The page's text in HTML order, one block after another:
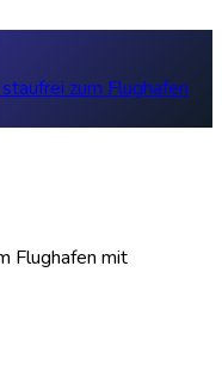
zum Flughafen
Flughafen mit